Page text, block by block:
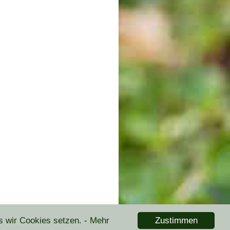
Zustimmen
wir Cookies setzen. - Mehr